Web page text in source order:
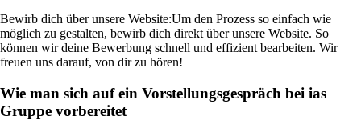
Bewirb dich über unsere Website:Um den Prozess so einfach wie
möglich zu gestalten, bewirb dich direkt über unsere Website. So
können wir deine Bewerbung schnell und effizient bearbeiten. Wir
freuen uns darauf, von dir zu hören!
Wie man sich auf ein Vorstellungsgespräch bei ias
Gruppe vorbereitet